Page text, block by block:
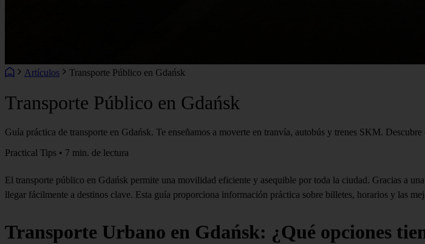
Artículos Transporte Público en Gdańsk
Transporte Público en Gdańsk
Guía práctica de transporte en Gdańsk. Te enseñamos a moverte en tranvía, autobús y trenes SKM.
Practical Tips • 7 min. de lectura
El transporte público en Gdańsk permite una movilidad eficiente y asequible por toda la ciudad. Gracias a
llegar fácilmente a destinos clave. Esta guía proporciona información práctica sobre billetes, horarios y las
Transporte Urbano en Gdańsk: ¿Qué opciones